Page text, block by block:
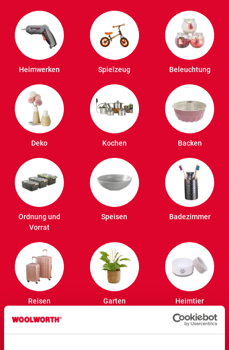
Heimwerken Spielzeug Beleuchtung
Deko Kochen Backen
Ordnung und
Vorrat
Speisen Badezimmer
Reisen Garten Heimtier